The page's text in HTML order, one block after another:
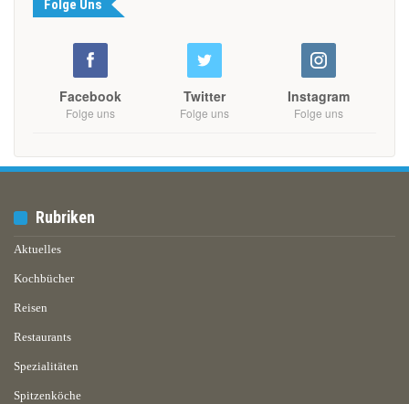
Folge Uns
Facebook
Folge uns
Twitter
Folge uns
Instagram
Folge uns
Rubriken
Aktuelles
Kochbücher
Reisen
Restaurants
Spezialitäten
Spitzenköche